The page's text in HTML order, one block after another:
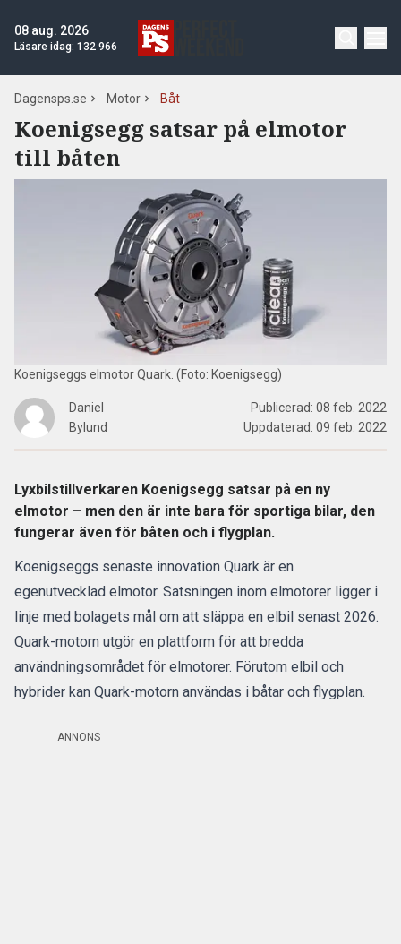
08 aug. 2026
Läsare idag: 132 966
Dagensps.se Motor Båt
Koenigsegg satsar på elmotor
till båten
Koenigseggs elmotor Quark. (Foto: Koenigsegg)
Daniel
Bylund
Publicerad: 08 feb. 2022
Uppdaterad: 09 feb. 2022
Lyxbilstillverkaren Koenigsegg satsar på en ny
elmotor – men den är inte bara för sportiga bilar, den
fungerar även för båten och i flygplan.
Koenigseggs senaste innovation Quark är en
egenutvecklad elmotor. Satsningen inom elmotorer ligger i
linje med bolagets mål om att släppa en elbil senast 2026.
Quark-motorn utgör en plattform för att bredda
användningsområdet för elmotorer. Förutom elbil och
hybrider kan Quark-motorn användas i båtar och flygplan.
ANNONS